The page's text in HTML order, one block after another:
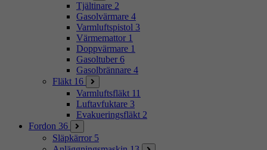
Tjältinare 2
Gasolvärmare 4
Varmluftspistol 3
Värmemattor 1
Doppvärmare 1
Gasoltuber 6
Gasolbrännare 4
Fläkt 16
Varmluftsfläkt 11
Luftavfuktare 3
Evakueringsfläkt 2
Fordon 36
Släpkärror 5